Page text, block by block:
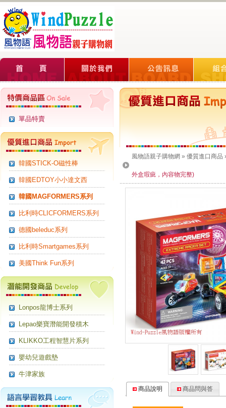
單品特賣
韓國STICK-O磁性棒
韓國EDTOY小小達文西
韓國MAGFORMERS系列
比利時CLICFORMERS系列
德國beleduc系列
比利時Smartgames系列
美國Think Fun系列
Lonpos龍博士系列
Lepao樂寶潛能開發積木
KLIKKO工程智慧片系列
嬰幼兒遊戲墊
牛津家族
風物語親子購物網 » 優質進口商品
外盒瑕疵，內容物完整)
商品說明 商品問與答